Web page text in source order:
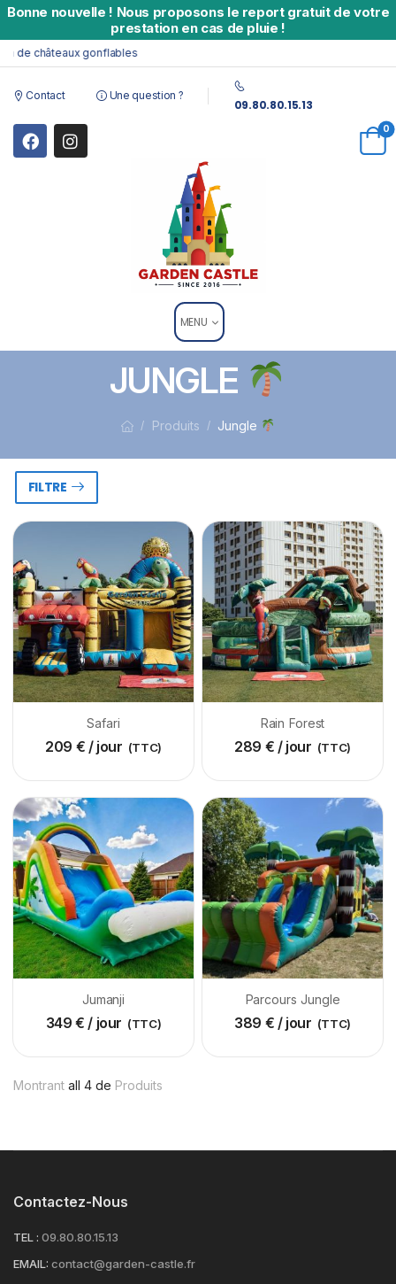
Bonne nouvelle ! Nous proposons le report gratuit de votre
prestation en cas de pluie !
de châteaux gonflables
Contact Une question ?
09.80.80.15.13
0
MENU
JUNGLE
/ Produits / Jungle
FILTRE
Safari
209 € / jour (TTC)
Rain Forest
289 € / jour (TTC)
Jumanji
349€ / jour (TTC)
Parcours Jungle
389 € / jour (TTC)
Montrant all 4 de Produits
Contactez-Nous
TEL : 09.80.80.15.13
EMAIL: contact@garden-castle.fr